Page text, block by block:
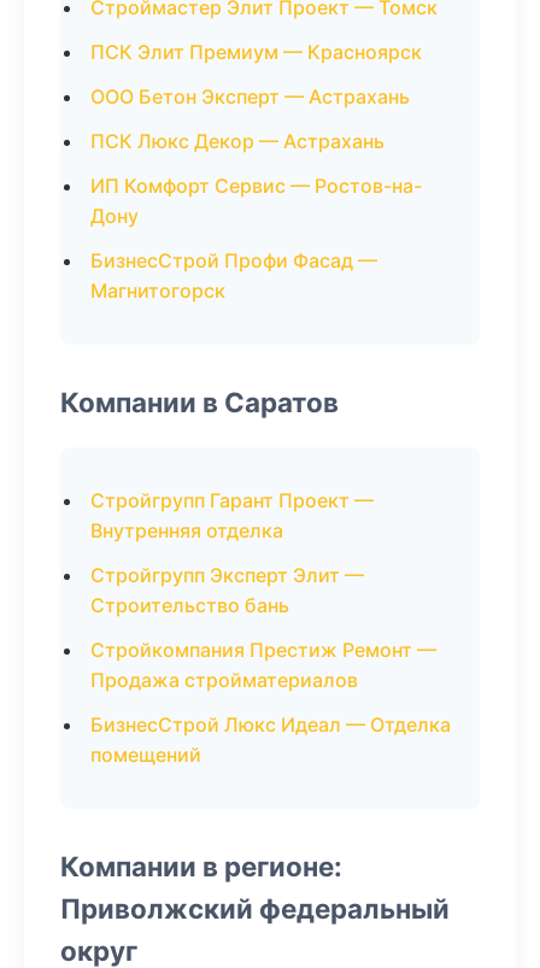
Строймастер Элит Проект — Томск
ПСК Элит Премиум — Красноярск
ООО Бетон Эксперт — Астрахань
ПСК Люкс Декор — Астрахань
ИП Комфорт Сервис — Ростов-на-
Дону
БизнесСтрой Профи Фасад —
Магнитогорск
Компании в Саратов
Стройгрупп Гарант Проект —
Внутренняя отделка
Стройгрупп Эксперт Элит —
Строительство бань
Стройкомпания Престиж Ремонт —
Продажа стройматериалов
БизнесСтрой Люкс Идеал — Отделка
помещений
Компании в регионе:
Приволжский федеральный
округ